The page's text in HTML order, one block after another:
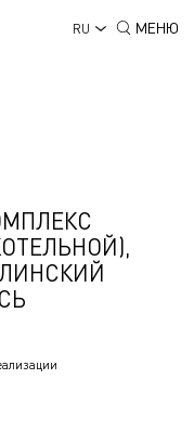
RU МЕНЮ